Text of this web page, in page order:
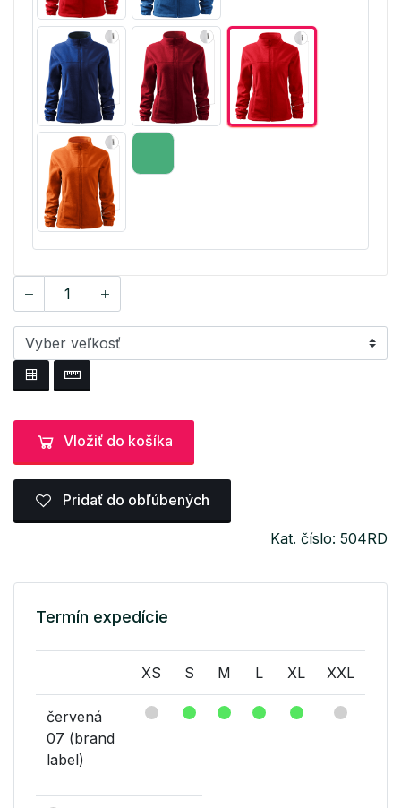
Vložiť do košíka
Pridať do obľúbených
Kat. číslo: 504RD
Termín expedície
XS S M L XL XXL
červená
07 (brand
label)